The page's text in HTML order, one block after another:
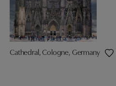
Cathedral, Cologne, Germany